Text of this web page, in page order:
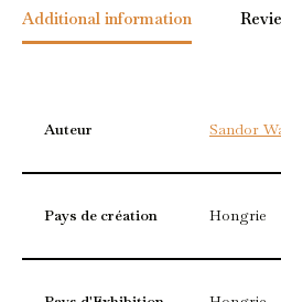
Additional information
Auteur Sandor
Pays de création Hongrie